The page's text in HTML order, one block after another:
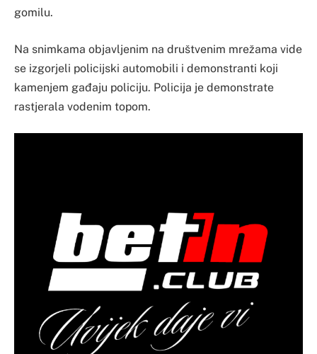
gomilu.
Na snimkama objavljenim na društvenim mrežama vide
se izgorjeli policijski automobili i demonstranti koji
kamenjem gađaju policiju. Policija je demonstrate
rastjerala vodenim topom.